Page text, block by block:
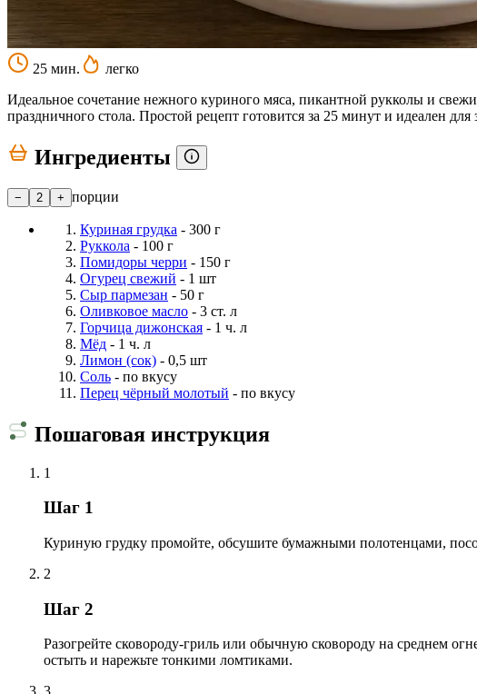
25 мин.
легко
Идеальное сочетание нежного куриного мяса, пикантной рукколы и
праздничного стола. Простой рецепт готовится за 25 минут и идеален для
Ингредиенты
− 2 + порции
Куриная грудка - 300 г
Руккола - 100 г
Помидоры черри - 150 г
Огурец свежий - 1 шт
Сыр пармезан - 50 г
Оливковое масло - 3 ст. л
Горчица дижонская - 1 ч. л
Мёд - 1 ч. л
Лимон (сок) - 0,5 шт
Соль - по вкусу
Перец чёрный молотый - по вкусу
Пошаговая инструкция
1
Шаг 1
Куриную грудку промойте, обсушите бумажными полотенцами,
2
Шаг 2
Разогрейте сковороду-гриль или обычную сковороду на среднем
остыть и нарежьте тонкими ломтиками.